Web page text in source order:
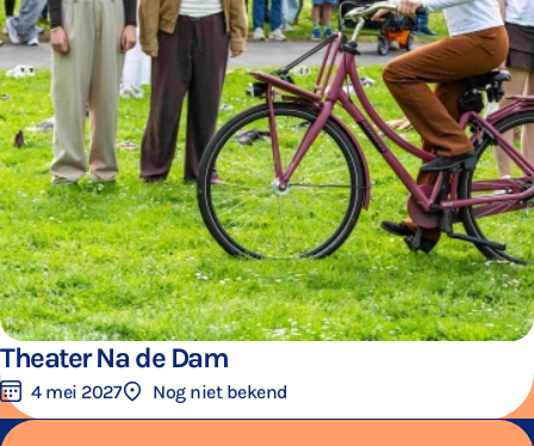
Theater Na de Dam
4 mei 2027 Nog niet bekend